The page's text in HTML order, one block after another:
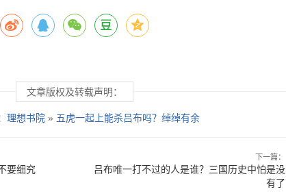
文章版权及转载声明：
理想书院» 五虎一起上能杀吕布吗？绰绰有余
要细究
下一篇：
吕布唯一打不过的人是谁？三国历史中怕是没
有了